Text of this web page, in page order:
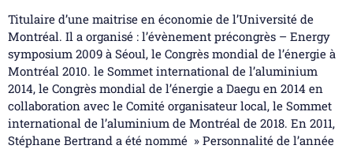
Titulaire d’une maitrise en économie de l’Université de
Montréal. Il a organisé : l’évènement précongrès – Energy
symposium 2009 à Séoul, le Congrès mondial de l’énergie à
Montréal 2010. le Sommet international de l’aluminium
2014, le Congrès mondial de l’énergie a Daegu en 2014 en
collaboration avec le Comité organisateur local, le Sommet
international de l’aluminium de Montréal de 2018. En 2011,
Stéphane Bertrand a été nommé » Personnalité de l’année